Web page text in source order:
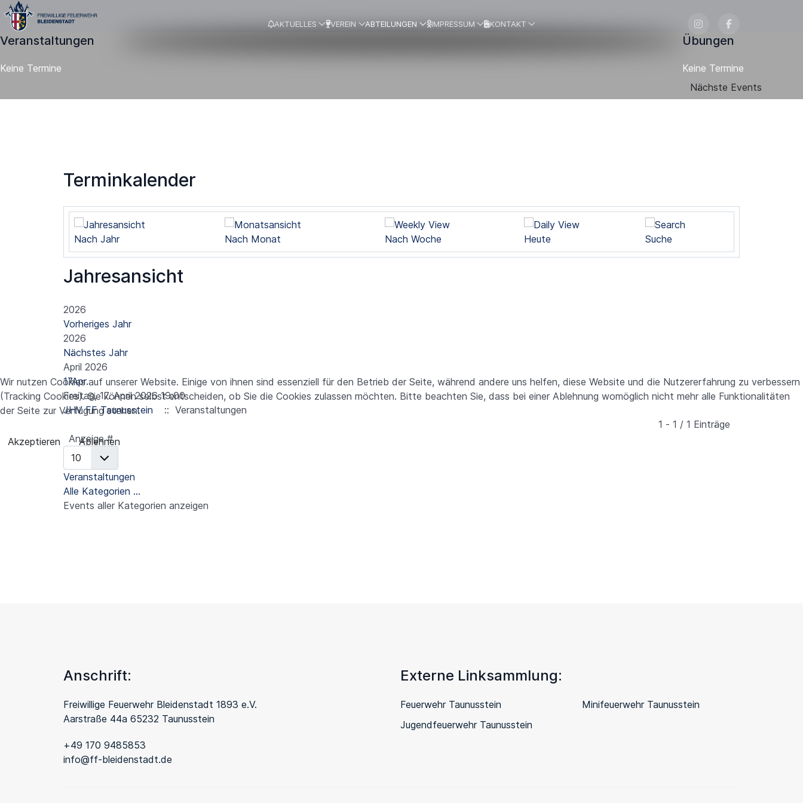
AKTUELLES VEREIN ABTEILUNGEN IMPRESSUM KONTAKT
Veranstaltungen
Keine Termine
Übungen
Keine Termine
Nächste Events
Terminkalender
Nach Jahr Nach Monat Nach Woche Heute Suche
Jahresansicht
2026
Vorheriges Jahr
2026
Nächstes Jahr
April 2026
17Apr.
Freitag, 17. April 2026 19:00
JHV FF Taunusstein
:: Veranstaltungen
1 - 1 / 1 Einträge
Anzeige #
Veranstaltungen
Alle Kategorien ...
Events aller Kategorien anzeigen
Anschrift:
Freiwillige Feuerwehr Bleidenstadt 1893 e.V.
Aarstraße 44a 65232 Taunusstein
+49 170 9485853
info@ff-bleidenstadt.de
Externe Linksammlung:
Feuerwehr Taunusstein
Jugendfeuerwehr Taunusstein
Minifeuerwehr Taunusstein
Wir nutzen Cookies auf unserer Website. Einige von ihnen sind essenziell für den Betrieb der Seite, während andere uns helfen, diese Website und die Nutzererfahrung zu verbessern
(Tracking Cookies). Sie können selbst entscheiden, ob Sie die Cookies zulassen möchten. Bitte beachten Sie, dass bei einer Ablehnung womöglich nicht mehr alle Funktionalitäten
der Seite zur Verfügung stehen.
Akzeptieren Ablehnen